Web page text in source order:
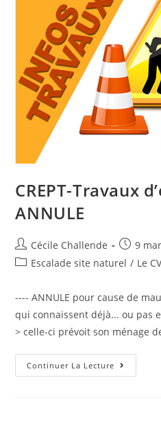
CREPT-Travaux
ANNULE
Cécile Challende
9
Escalade site naturel / Le
---- ANNULE pour cause de
qui connaissent déjà... ou pas
> celle-ci prévoit son ménage
Continuer La Lecture